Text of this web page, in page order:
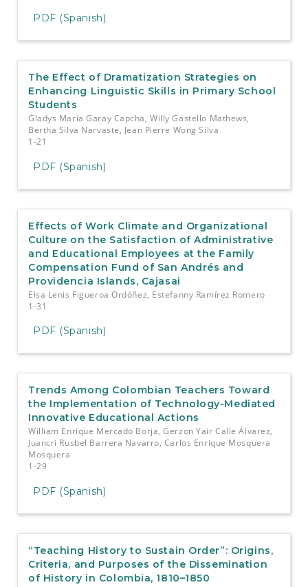
PDF (Spanish)
The Effect of Dramatization Strategies on
Enhancing Linguistic Skills in Primary School
Students
Gladys María Garay Capcha, Willy Gastello Mathews,
Bertha Silva Narvaste, Jean Pierre Wong Silva
1-21
PDF (Spanish)
Effects of Work Climate and Organizational
Culture on the Satisfaction of Administrative
and Educational Employees at the Family
Compensation Fund of San Andrés and
Providencia Islands, Cajasai
Elsa Lenis Figueroa Ordóñez, Estefanny Ramírez Romero
1-31
PDF (Spanish)
Trends Among Colombian Teachers Toward
the Implementation of Technology-Mediated
Innovative Educational Actions
William Enrique Mercado Borja, Gerzon Yair Calle Álvarez,
Juancri Rusbel Barrera Navarro, Carlos Enrique Mosquera
Mosquera
1-29
PDF (Spanish)
“Teaching History to Sustain Order”: Origins,
Criteria, and Purposes of the Dissemination
of History in Colombia, 1810–1850